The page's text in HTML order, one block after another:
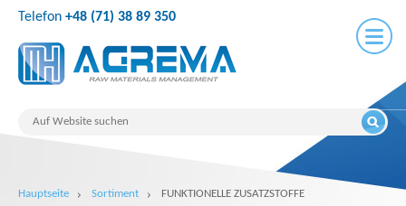
Telefon +48 (71) 38 89 350
Hauptseite Sortiment FUNKTIONELLE ZUSATZSTOFFE